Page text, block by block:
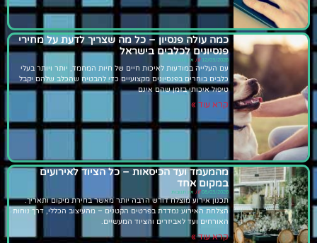
כמה עולה פנסיון – כל מה שצריך לדעת על מחירי
פנסיונים לכלבים בישראל
12/03/2026 אין תגובות
עם העלייה במודעות לאיכות חיים של חיות המחמד, יותר ויותר בעלי
כלבים בוחרים בפנסיונים מקצועיים כדי להבטיח שהכלב שלהם יקבל
טיפול איכותי בזמן שהם אינם
קרא עוד »
מהמעמד ועד הכיסאות – כל הציוד לאירועים
במקום אחד
08/03/2026 אין תגובות
תכנון אירוע מוצלח דורש הרבה יותר מאשר בחירת מיקום ותאריך.
הצלחת האירוע נמדדת בפרטים הקטנים – מהעיצוב הכללי, דרך נוחות
האורחים ועד לאביזרים והציוד המעשיים.
קרא עוד »